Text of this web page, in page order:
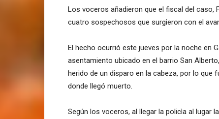
Los voceros añadieron que el fiscal del caso,
cuatro sospechosos que surgieron con el
El hecho ocurrió este jueves por la noche en
asentamiento ubicado en el barrio San
herido de un disparo en la cabeza, por lo que
donde llegó muerto.
Según los voceros, al llegar la policìa al lugar